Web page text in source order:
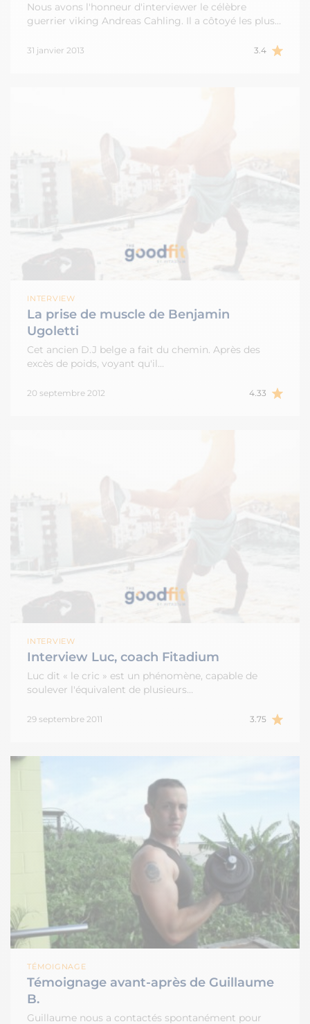
Nous avons l'honneur d'interviewer le célèbre
guerrier viking Andreas Cahling. Il a côtoyé les plus…
31 janvier 2013 3.4
INTERVIEW
La prise de muscle de Benjamin
Ugoletti
Cet ancien D.J belge a fait du chemin. Après des
excès de poids, voyant qu'il…
20 septembre 2012 4.33
INTERVIEW
Interview Luc, coach Fitadium
Luc dit « le cric » est un phénomène, capable de
soulever l'équivalent de plusieurs…
29 septembre 2011 3.75
TÉMOIGNAGE
Témoignage avant-après de Guillaume
B.
Guillaume nous a contactés spontanément pour